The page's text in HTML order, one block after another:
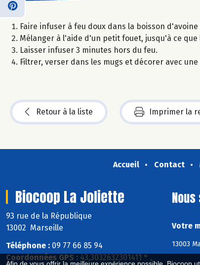
Faire infuser à feu doux dans la boisson
Mélanger à l'aide d'un petit fouet, jusqu'à ce
Laisser infuser 3 minutes hors du feu.
Filtrer, verser dans les mugs et décorer avec
Retour à la liste Imprimer la
Accueil Contact
Biocoop La Joliette
93 rue de la République
13002 Marseille
Téléphone : 09 77 66 85 94
Coordonnées GPS : 43,3032632301411 ° ,
Votre
13003